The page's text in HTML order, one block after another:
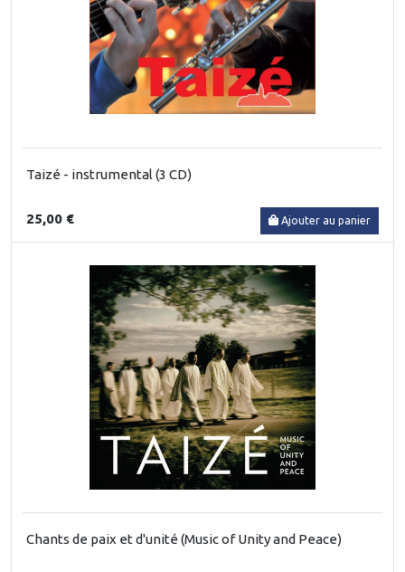
Taizé - instrumental (3 CD)
25,00 € Ajouter au panier
Chants de paix et d'unité (Music of Unity and Peace)